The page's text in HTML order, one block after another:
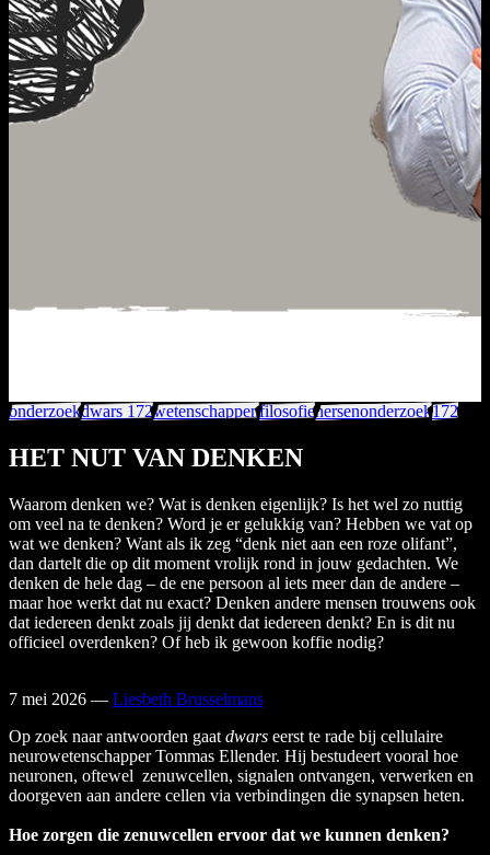
onderzoekdwars 172wetenschappenfilosofiehersenonderzoek172
HET NUT VAN DENKEN
Waarom denken we? Wat is denken eigenlijk? Is het wel zo nuttig
om veel na te denken? Word je er gelukkig van? Hebben we vat op
wat we denken? Want als ik zeg “denk niet aan een roze olifant”,
dan dartelt die op dit moment vrolijk rond in jouw gedachten. We
denken de hele dag – de ene persoon al iets meer dan de andere –
maar hoe werkt dat nu exact? Denken andere mensen trouwens ook
dat iedereen denkt zoals jij denkt dat iedereen denkt? En is dit nu
officieel overdenken? Of heb ik gewoon koffie nodig?
7 mei 2026 — Liesbeth Brusselmans
Op zoek naar antwoorden gaat dwars eerst te rade bij cellulaire
neurowetenschapper Tommas Ellender. Hij bestudeert vooral hoe
neuronen, oftewel zenuwcellen, signalen ontvangen, verwerken en
doorgeven aan andere cellen via verbindingen die synapsen heten.
Hoe zorgen die zenuwcellen ervoor dat we kunnen denken?